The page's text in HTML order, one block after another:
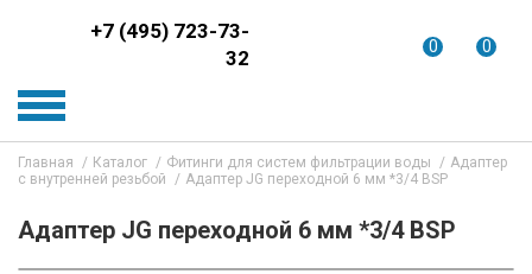
+7 (495) 723-73-
32
0 0
Главная Каталог Фитинги для систем фильтрации воды
Адаптер
с внутренней резьбой
Адаптер JG переходной 6 мм *3/4 BSP
Адаптер JG переходной 6 мм *3/4 BSP